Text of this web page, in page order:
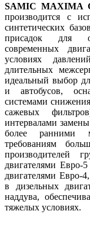
SAMIC MAXIMA
производится с
синтетических
присадок для
современных
условиях
длительных
идеальный выбор
и автобусов,
системами
сажевых
интервалами
более ранними
требованиям
производителей
двигателями Евро-
двигателями Евро-
в дизельных
наддува,
тяжелых условиях.